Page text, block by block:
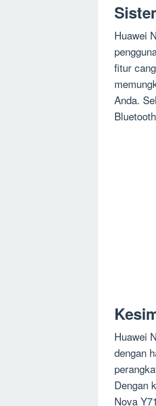
Huawei
fitur
Anda.
Huawei
dengan
Dengan
Nova